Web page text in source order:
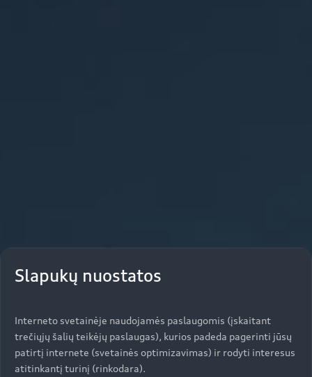
Slapukų nuostatos
Interneto svetainėje naudojamės paslaugomis (įskaitant
trečiųjų šalių teikėjų paslaugas), kurios padeda pagerinti jūsų
patirtį internete (svetainės optimizavimas) ir rodyti interesus
atitinkantį turinį (rinkodara).